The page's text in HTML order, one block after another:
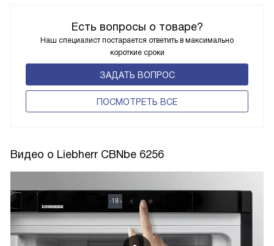
Есть вопросы о товаре?
Наш специалист постарается ответить в максимально
короткие сроки
ЗАДАТЬ ВОПРОС
ПОCМОТРЕТЬ ВСЕ
Видео о Liebherr CBNbe 6256